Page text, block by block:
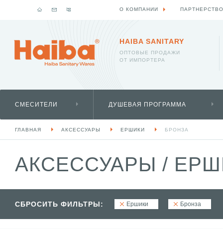
HAIBA SANITARY
ОПТОВЫЕ ПРОДАЖИ
ОТ ИМПОРТЕРА
СМЕСИТЕЛИ ДУШЕВАЯ ПРОГРАММА
ГЛАВНАЯ АКСЕССУАРЫ ЕРШИКИ БРОНЗА
АКСЕССУАРЫ /
СБРОСИТЬ ФИЛЬТРЫ: Ершики Бронза
О КОМПАНИИ ПАРТНЕРСТВО